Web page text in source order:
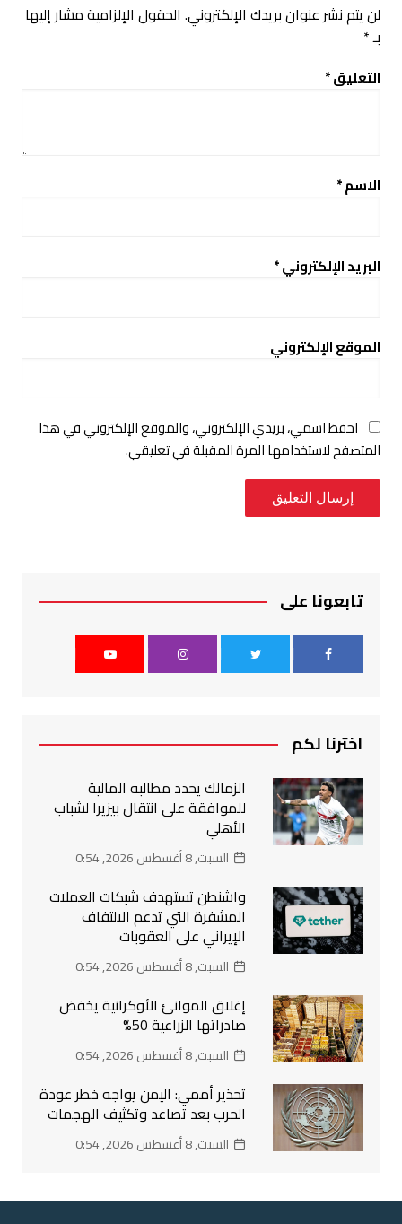
لن يتم نشر عنوان بريدك الإلكتروني. الحقول الإلزامية مشار إليها
بـ*
التعليق*
الاسم*
البريد الإلكتروني*
الموقع الإلكتروني
احفظ اسمي، بريدي الإلكتروني، والموقع الإلكتروني في هذا
المتصفح لاستخدامها المرة المقبلة في تعليقي.
تابعونا على
اخترنا لكم
الزمالك يحدد مطالبه المالية
للموافقة على انتقال بيزيرا لشباب
الأهلي
السبت, 8 أغسطس 2026, 0:54
واشنطن تستهدف شبكات العملات
المشفرة التي تدعم الالتفاف
الإيراني على العقوبات
السبت, 8 أغسطس 2026, 0:54
إغلاق الموانئ الأوكرانية يخفض
صادراتها الزراعية 50%
السبت, 8 أغسطس 2026, 0:54
تحذير أممي: اليمن يواجه خطر عودة
الحرب بعد تصاعد وتكثيف الهجمات
السبت, 8 أغسطس 2026, 0:54